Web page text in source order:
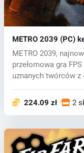
METRO 2039 (PC)
METRO 2039,
przełomowa gra FPS
uznanych twórców z
224.09 zł 2